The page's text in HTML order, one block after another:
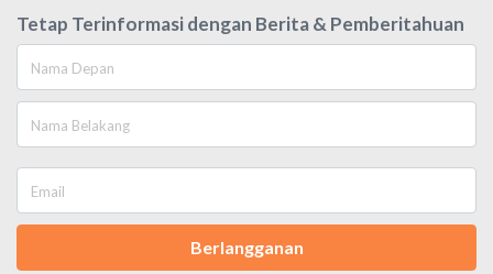
Tetap Terinformasi dengan Berita & Pemberitahuan
Berlangganan